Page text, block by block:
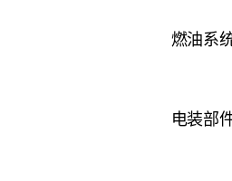
燃油系
电装部